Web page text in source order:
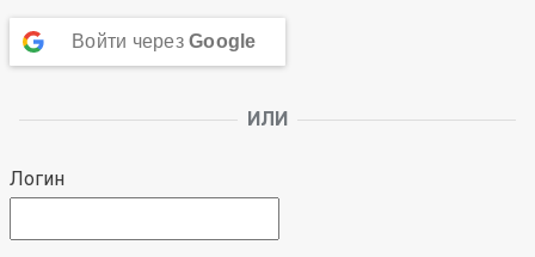
Войти через Google
ИЛИ
Логин